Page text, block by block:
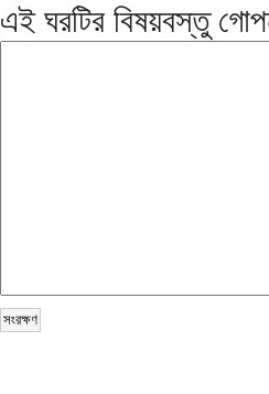
এই ঘরটির বিষয়বস্তু